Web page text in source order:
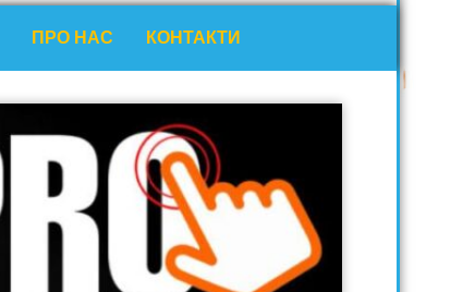
ПРО НАС КОНТАКТИ